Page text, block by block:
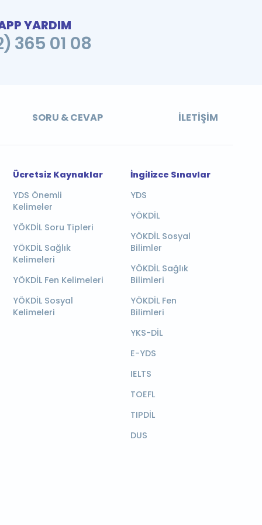
YARDIM
365 01 08
SORU & CEVAP İLETIŞIM
Ücretsiz Kaynaklar
YDS Önemli
Kelimeler
YÖKDİL Soru Tipleri
YÖKDİL Sağlık
Kelimeleri
YÖKDİL Fen Kelimeleri
YÖKDİL Sosyal
Kelimeleri
İngilizce Sınavlar
YDS
YÖKDİL
YÖKDİL Sosyal
Bilimler
YÖKDİL Sağlık
Bilimleri
YÖKDİL Fen
Bilimleri
YKS-DİL
E-YDS
IELTS
TOEFL
TIPDİL
DUS